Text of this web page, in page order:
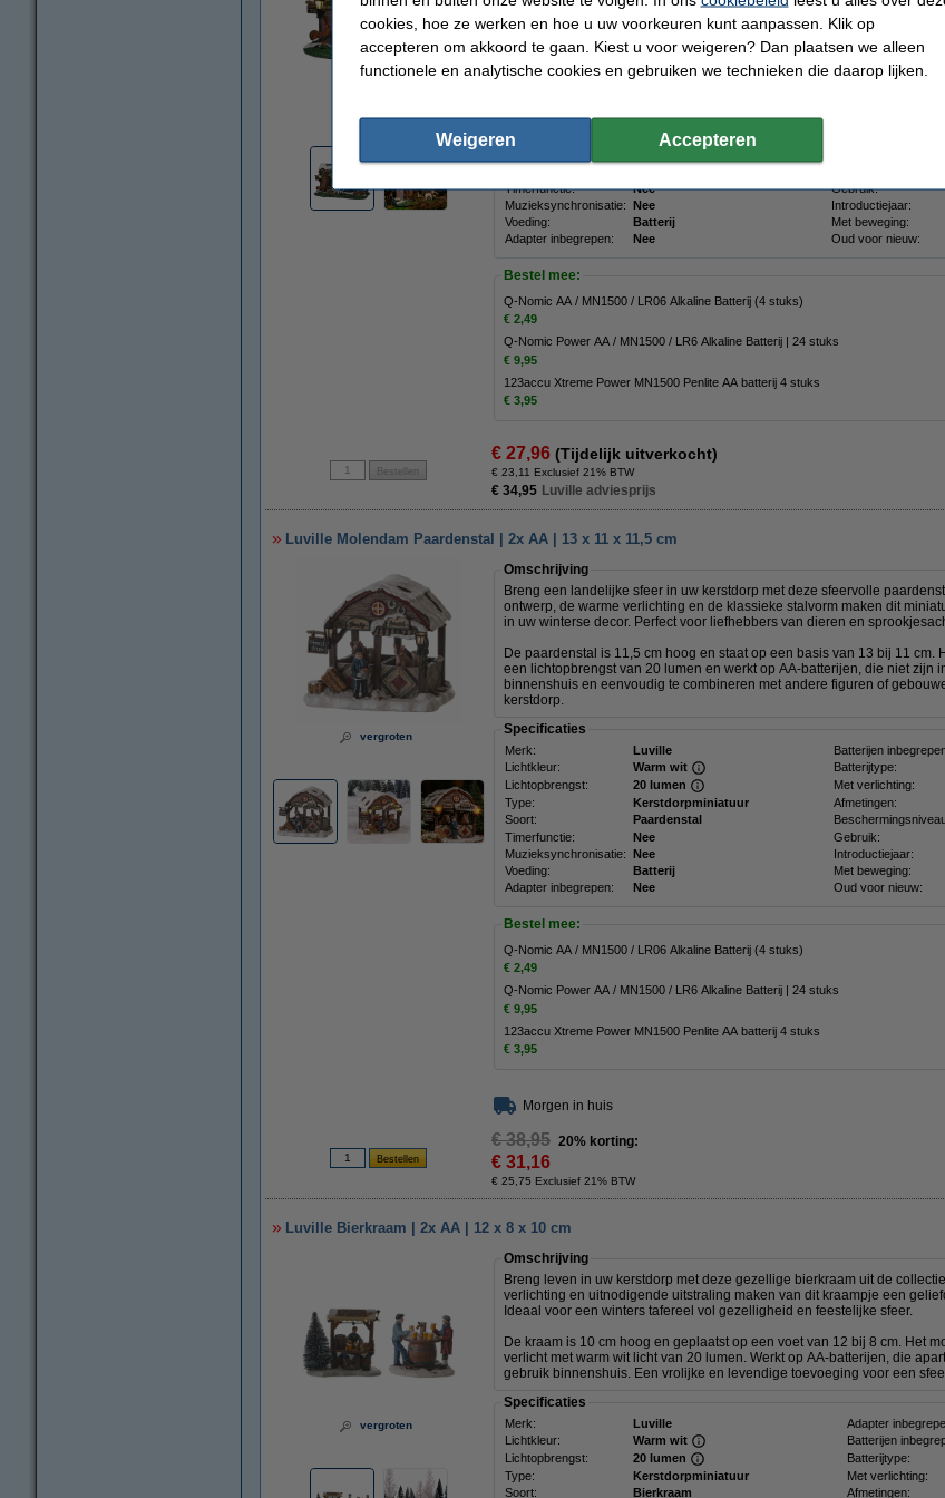
Het huisje is 9,5 cm hoog en geplaatst op een basis van 16 bij 12,5 cm.
inbegrepen) en straalt 20 lumen warm wit licht uit. Gemaakt van stevig
Een hartverwarmend decorstuk dat perfect past in een levendig, sfeervol
Specificaties
Lichtkleur:
Warm wit
Lichtopbrengst:
20 lumen
Kerstdorpminiatuur
Timerfunctie:
Nee Gebruik:
Muzieksynchronisatie: Nee Introductiejaar:
Voeding:
Batterij Met beweging:
Adapter inbegrepen:
Nee Oud voor nieuw:
Bestel mee:
Q-Nomic AA / MN1500 / LR06 Alkaline Batterij (4 stuks)
€ 2,49
Q-Nomic Power AA / MN1500 / LR6 Alkaline Batterij | 24 stuks
€ 9,95
123accu Xtreme Power MN1500 Penlite AA batterij 4 stuks
€ 3,95
€ 27,96 (Tijdelijk uitverkocht)
€ 23,11 Exclusief 21% BTW
€ 34,95 Luville adviesprijs
Luville Molendam Paardenstal | 2x AA | 13 x 11 x 11,5 cm
vergroten
Omschrijving
Breng een landelijke sfeer in uw kerstdorp met deze sfeervolle
ontwerp, de warme verlichting en de klassieke stalvorm maken dit
in uw winterse decor. Perfect voor liefhebbers van dieren en
De paardenstal is 11,5 cm hoog en staat op een basis van 13 bij 11 cm.
een lichtopbrengst van 20 lumen en werkt op AA-batterijen, die niet zijn
binnenshuis en eenvoudig te combineren met andere figuren of
kerstdorp.
Specificaties
Merk: Luville Batterijen
Lichtkleur:
Warm wit Batterijtype:
Lichtopbrengst:
20 lumen Met verlichting:
Type:
Kerstdorpminiatuur Afmetingen:
Soort:
Paardenstal
Timerfunctie:
Nee Gebruik:
Muzieksynchronisatie: Nee Introductiejaar:
Voeding:
Batterij Met beweging:
Adapter inbegrepen:
Nee Oud voor nieuw:
Bestel mee:
Q-Nomic AA / MN1500 / LR06 Alkaline Batterij (4 stuks)
€ 2,49
Q-Nomic Power AA / MN1500 / LR6 Alkaline Batterij | 24 stuks
€ 9,95
123accu Xtreme Power MN1500 Penlite AA batterij 4 stuks
€ 3,95
Morgen in huis
€ 38,95 20% korting:
€ 31,16
€ 25,75 Exclusief 21% BTW
Luville Bierkraam | 2x AA | 12 x 8 x 10 cm
vergroten
Omschrijving
Breng leven in uw kerstdorp met deze gezellige bierkraam uit de
verlichting en uitnodigende uitstraling maken van dit kraampje een
Ideaal voor een winters tafereel vol gezelligheid en feestelijke sfeer.
De kraam is 10 cm hoog en geplaatst op een voet van 12 bij 8 cm. Het
verlicht met warm wit licht van 20 lumen. Werkt op AA-batterijen, die
gebruik binnenshuis. Een vrolijke en levendige toevoeging voor een
Specificaties
Merk: Luville Adapter
Lichtkleur:
Warm wit Batterijen
Lichtopbrengst:
20 lumen Batterijtype:
Type:
Kerstdorpminiatuur Met verlichting:
Soort:
Bierkraam Afmetingen:
cookies, hoe ze werken en hoe u uw voorkeuren kunt aanpassen. Klik op
accepteren om akkoord te gaan. Kiest u voor weigeren? Dan plaatsen we alleen
functionele en analytische cookies en gebruiken we technieken die daarop lijken.
Weigeren Accepteren